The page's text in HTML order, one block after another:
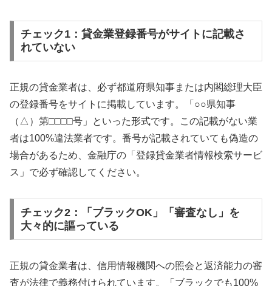
チェック1：貸金業登録番号がサイトに記載さ
れていない
正規の貸金業者は、必ず都道府県知事または内閣総理大臣
の登録番号をサイトに掲載しています。「○○県知事
（△）第□□□□号」といった形式です。この記載がない業
者は100%違法業者です。番号が記載されていても偽造の
場合があるため、金融庁の「登録貸金業者情報検索サービ
ス」で必ず確認してください。
チェック2：「ブラックOK」「審査なし」を
大々的に謳っている
正規の貸金業者は、信用情報機関への照会と返済能力の審
査が法律で義務付けられています。「ブラックでも100%